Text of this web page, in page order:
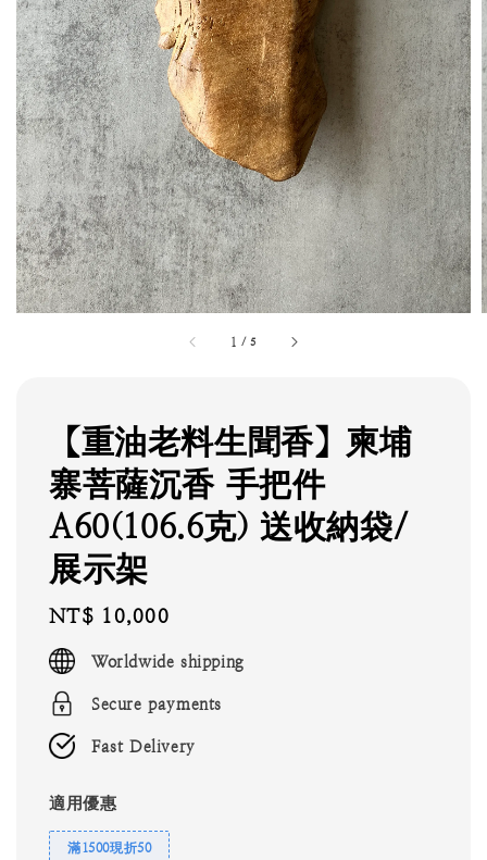
1 /5
【重油老料生聞香】柬埔
寨菩薩沉香 手把件
A60(106.6克) 送收納袋/
展示架
Regular
price
NT$ 10,000
Worldwide shipping
Secure payments
Fast Delivery
適用優惠
滿1500現折50